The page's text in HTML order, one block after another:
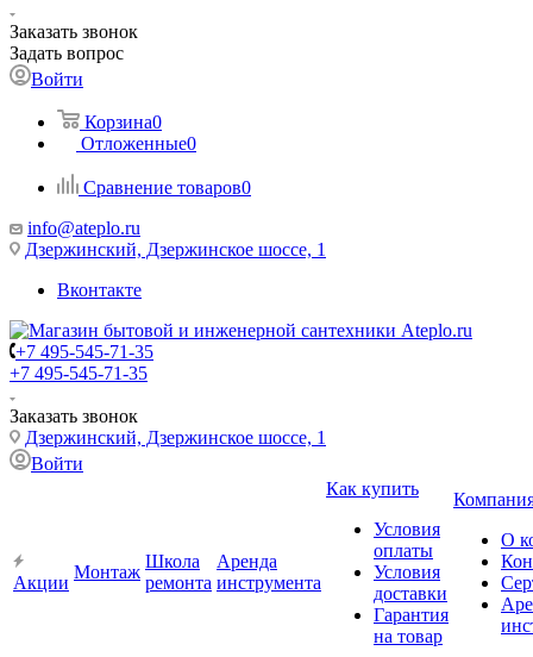
Заказать звонок
Задать вопрос
Войти
Корзина0
Отложенные0
Сравнение товаров0
info@ateplo.ru
Дзержинский, Дзержинское шоссе, 1
Вконтакте
+7 495-545-71-35
+7 495-545-71-35
Заказать звонок
Дзержинский, Дзержинское шоссе, 1
Войти
Акции
Монтаж
Школа
ремонта
Аренда
инструмента
Как купить
Условия
оплаты
Условия
доставки
Гарантия
на товар
О